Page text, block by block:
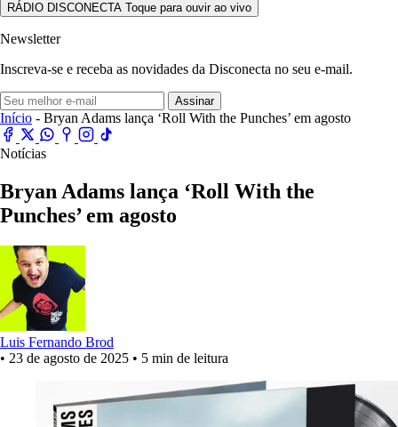
RÁDIO DISCONECTA Toque para ouvir ao vivo
Newsletter
Inscreva-se e receba as novidades da Disconecta no seu e-mail.
Assinar
Início - Bryan Adams lança ‘Roll With the Punches’ em agosto
Notícias
Bryan Adams lança ‘Roll With the
Punches’ em agosto
Luis Fernando Brod
• 23 de agosto de 2025 • 5 min de leitura